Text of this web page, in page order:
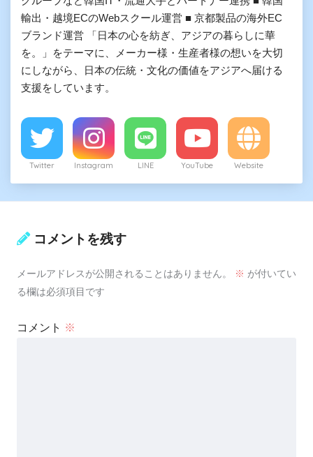
輸出・越境ECのWebスクール運営 ■ 京都製品の海外EC
ブランド運営 「日本の心を紡ぎ、アジアの暮らしに華
を。」をテーマに、メーカー様・生産者様の想いを大切
にしながら、日本の伝統・文化の価値をアジアへ届ける
支援をしています。
Twitter Instagram LINE YouTube Website
コメントを残す
メールアドレスが公開されることはありません。 ※ が付いてい
る欄は必須項目です
コメント ※